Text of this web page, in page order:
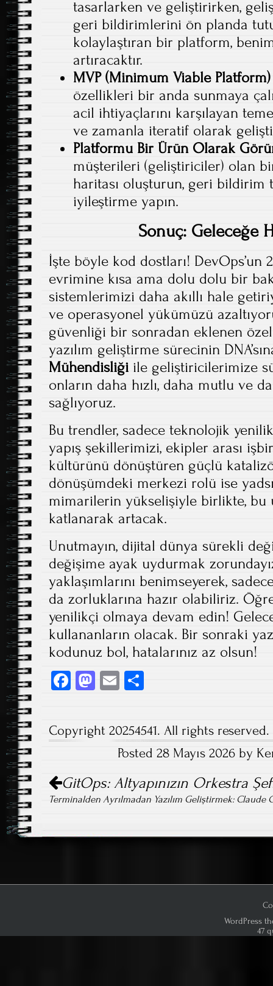
tasarlarken ve geliştirirken,
geri bildirimlerini ön planda
kolaylaştıran bir platform,
artıracaktır.
MVP (Minimum Viable Platform)
özellikleri bir anda sunmaya
acil ihtiyaçlarını karşılayan
ve zamanla iteratif olarak
Platformu Bir Ürün Olarak
müşterileri (geliştiriciler) olan
haritası oluşturun, geri bildirim
iyileştirme yapın.
Sonuç: Geleceğe
İşte böyle kod dostları! DevOps’un
evrimine kısa ama dolu dolu bir
sistemlerimizi daha akıllı hale
ve operasyonel yükümüzü
güvenliği bir sonradan eklenen
yazılım geliştirme sürecinin
Mühendisliği ile geliştiricilerimize
onların daha hızlı, daha mutlu ve
sağlıyoruz.
Bu trendler, sadece teknolojik
yapış şekillerimizi, ekipler arası
kültürünü dönüştüren güçlü
dönüşümdeki merkezi rolü ise
mimarilerin yükselişiyle birlikte, bu
katlanarak artacak.
Unutmayın, dijital dünya sürekli
değişime ayak uydurmak
yaklaşımlarını benimseyerek,
da zorluklarına hazır olabiliriz.
yenilikçi olmaya devam edin!
kullananların olacak. Bir sonraki
kodunuz bol, hatalarınız az olsun!
Fa
o
M
d
n
E
Copyright 20254541. All rights reserved.
Posted 28 Mayıs 2026 by
navigation
GitOps: Altyapınızın Orkestra
Terminalden Ayrılmadan Yazılım Geliştirmek: Claude
WordPress
47